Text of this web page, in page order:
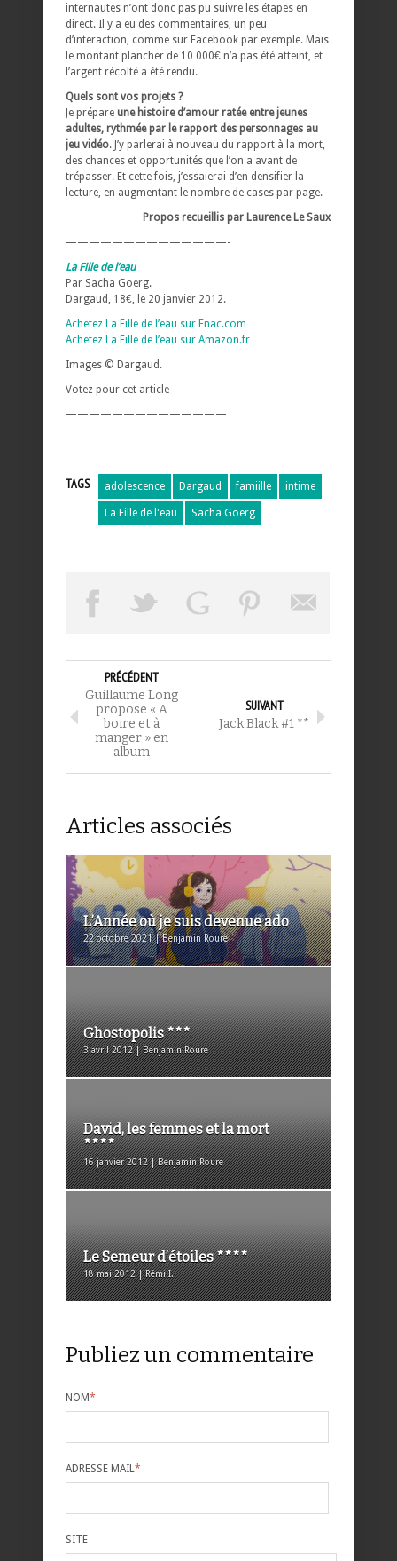
internautes n’ont donc pas pu suivre les étapes en
direct. Il y a eu des commentaires, un peu
d’interaction, comme sur Facebook par exemple. Mais
le montant plancher de 10 000€ n’a pas été atteint, et
l’argent récolté a été rendu.
Quels sont vos projets ?
Je prépare une histoire d’amour ratée entre jeunes
adultes, rythmée par le rapport des personnages au
jeu vidéo. J’y parlerai à nouveau du rapport à la mort,
des chances et opportunités que l’on a avant de
trépasser. Et cette fois, j’essaierai d’en densifier la
lecture, en augmentant le nombre de cases par page.
Propos recueillis par Laurence Le Saux
——————————————-
La Fille de l’eau
Par Sacha Goerg.
Dargaud, 18€, le 20 janvier 2012.
Achetez La Fille de l’eau sur Fnac.com
Achetez La Fille de l’eau sur Amazon.fr
Images © Dargaud.
Votez pour cet article
——————————————
TAGS adolescence Dargaud famiille intime
La Fille de l'eau Sacha Goerg
PRÉCÉDENT
Guillaume Long
propose « A
boire et à
manger » en
album
SUIVANT
Jack Black #1 **
Articles associés
L’Année où je suis devenue ado
22 octobre 2021 | Benjamin Roure
Ghostopolis ***
3 avril 2012 | Benjamin Roure
David, les femmes et la mort
****
16 janvier 2012 | Benjamin Roure
Le Semeur d’étoiles ****
18 mai 2012 | Rémi I.
Publiez un commentaire
NOM*
ADRESSE MAIL *
SITE